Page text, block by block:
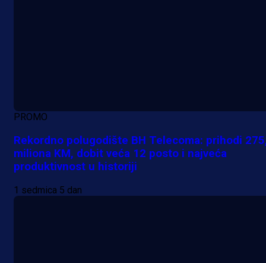
PROMO
Rekordno polugodište BH Telecoma: prihodi
miliona KM, dobit veća 12 posto i najveća
produktivnost u historiji
1 sedmica 5 dan